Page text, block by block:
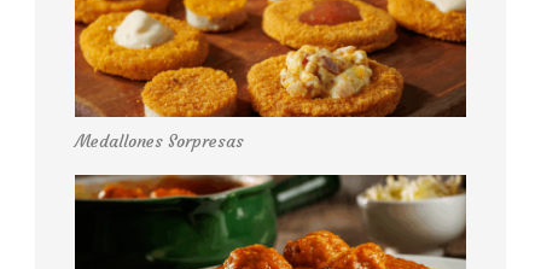
Medallones Sorpresas